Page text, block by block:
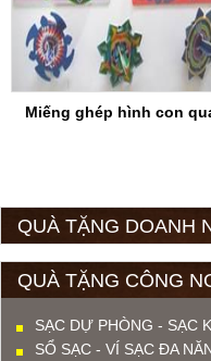
Miếng ghép hình con
QUÀ TẶNG DOANH
QUÀ TẶNG CÔNG
SẠC DỰ PHÒNG - SẠC
SỔ SẠC - VÍ SẠC ĐA